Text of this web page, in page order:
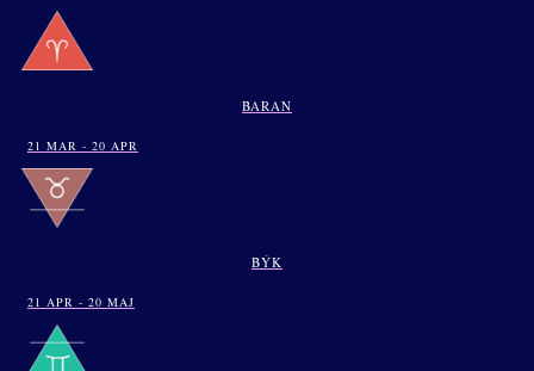
BARAN
21 MAR - 20 APR
BÝK
21 APR - 20 MAJ